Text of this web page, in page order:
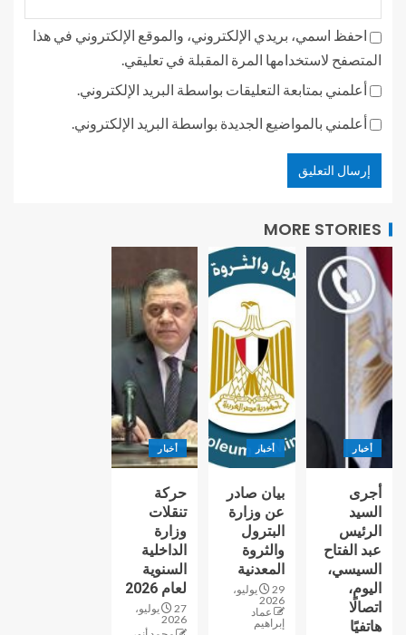
احفظ اسمي، بريدي الإلكتروني، والموقع الإلكتروني في هذا
المتصفح لاستخدامها المرة المقبلة في تعليقي.
أعلمني بمتابعة التعليقات بواسطة البريد الإلكتروني.
أعلمني بالمواضيع الجديدة بواسطة البريد الإلكتروني.
MORE STORIES
أخبار
أجرى
السيد
الرئيس
عبد الفتاح
السيسي،
اليوم،
اتصالًا
هاتفيًا
أخبار
بيان صادر
عن وزارة
البترول
والثروة
المعدنية
29 يوليو،
2026
عماد
إبراهيم
أخبار
حركة
تنقلات
وزارة
الداخلية
السنوية
لعام 2026
27 يوليو،
2026